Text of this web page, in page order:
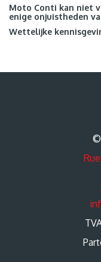
Moto Conti kan niet
enige onjuistheden
Wettelijke
©